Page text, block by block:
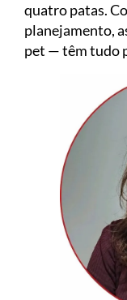
quatro patas.
planejamento,
pet — têm tudo